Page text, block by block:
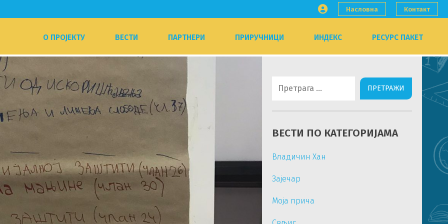
Насловна Контакт
О ПРОЈЕКТУ ВЕСТИ ПАРТНЕРИ ПРИРУЧНИЦИ ИНДЕКС РЕСУРС ПАКЕТ
за:
ВЕСТИ ПО КАТЕГОРИЈАМА
Владичин Хан
Зајечар
Моја прича